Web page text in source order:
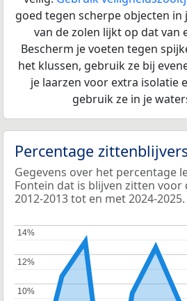
goed tegen scherpe objecten in
van de zolen lijkt op dat van
Bescherm je voeten tegen
het klussen, gebruik ze bij
je laarzen voor extra isolatie
gebruik ze in je
Percentage
Gegevens over het percentage
Fontein dat is blijven zitten voor
2012-2013 tot en met 2024-2025.
10%
10%
12%
12%
14%
14%